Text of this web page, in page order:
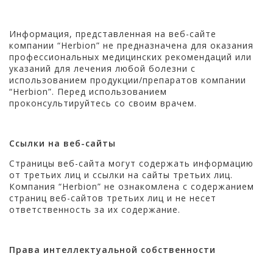
Информация, представленная на веб-сайте
компании “Herbion” не предназначена для оказания
профессиональных медицинских рекомендаций или
указаний для лечения любой болезни с
использованием продукции/препаратов компании
“Herbion”. Перед использованием
проконсультируйтесь со своим врачем.
Ссылки на веб-сайты
Страницы веб-сайта могут содержать информацию
от третьих лиц и ссылки на сайты третьих лиц.
Компания “Herbion” не ознакомлена с содержанием
страниц веб-сайтов третьих лиц и не несет
ответственность за их содержание.
Права интеллектуальной собственности